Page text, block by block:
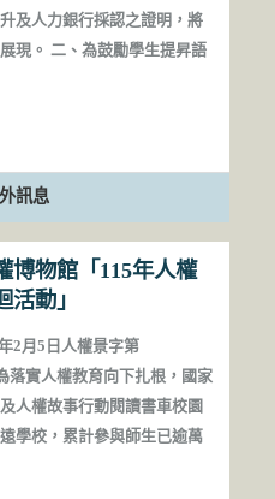
及人力銀行採認之證明，將
現。 二、為鼓勵學生提昇語
訊息
博物館「115年人權
動」
2月5日人權景字第
落實人權教育向下扎根，國家
人權故事行動閱讀書車校園
學校，累計參與師生已逾萬